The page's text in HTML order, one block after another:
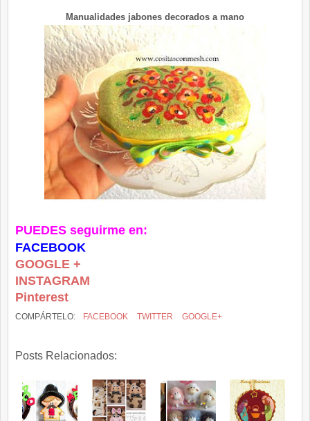
Manualidades jabones decorados a mano
PUEDES seguirme en:
FACEBOOK
GOOGLE +
INSTAGRAM
Pinterest
COMPÁRTELO: FACEBOOK TWITTER GOOGLE+
Posts Relacionados: